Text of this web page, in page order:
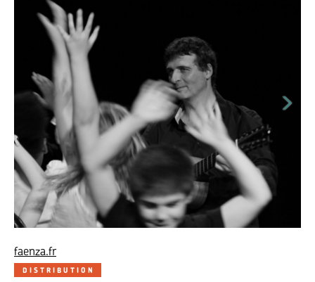
faenza.fr
DISTRIBUTION